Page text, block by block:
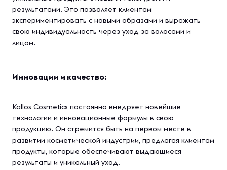
результатами. Это позволяет клиентам
экспериментировать с новыми образами и выражать
свою индивидуальность через уход за волосами и
лицом.
Инновации и качество:
Kallos Cosmetics постоянно внедряет новейшие
технологии и инновационные формулы в свою
продукцию. Он стремится быть на первом месте в
развитии косметической индустрии, предлагая клиентам
продукты, которые обеспечивают выдающиеся
результаты и уникальный уход.